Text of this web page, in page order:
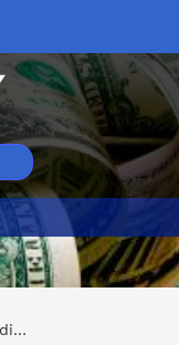
for
Becas para estudios en el exterior